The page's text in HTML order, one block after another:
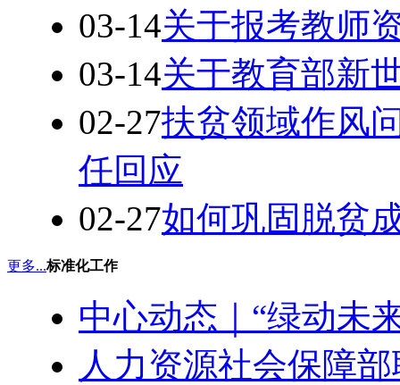
03-14关于报考教师
03-14关于教育部新
02-27扶贫领域作风
任回应
02-27如何巩固脱贫
更多...标准化工作
中心动态｜“绿动未
人力资源社会保障